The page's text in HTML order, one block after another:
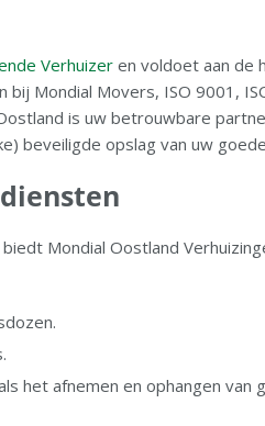
Verhuizer en voldoet aan de
Mondial Movers, ISO 9001,
is uw betrouwbare
beveiligde opslag van uw
Mondial Oostland
het afnemen en ophangen van